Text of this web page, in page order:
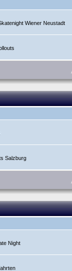
Wiener Neustadt
Salzburg
Night